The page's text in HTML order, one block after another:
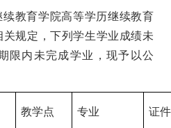
教育学院高等学历继续教育
规定，下列学生学业成绩未
限内未完成学业，现予以公
教学点 专业 证